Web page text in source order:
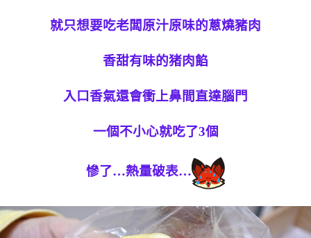
就只想要吃老闆原汁原味的蔥燒豬肉
香甜有味的猪肉餡
入口香氣還會衝上鼻間直達腦門
一個不小心就吃了3個
慘了…熱量破表…